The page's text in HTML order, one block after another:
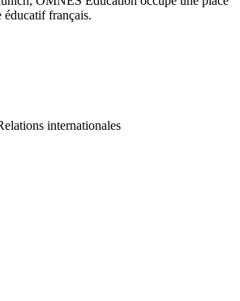
éducatif français.
internationales